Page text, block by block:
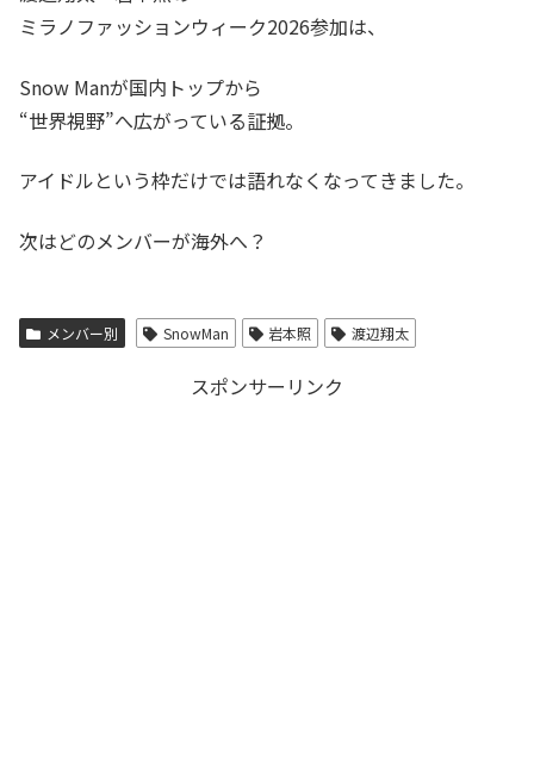
ミラノファッションウィーク2026参加は、
Snow Manが国内トップから
“世界視野”へ広がっている証拠。
アイドルという枠だけでは語れなくなってきました。
次はどのメンバーが海外へ？
メンバー別 SnowMan 岩本照 渡辺翔太
スポンサーリンク